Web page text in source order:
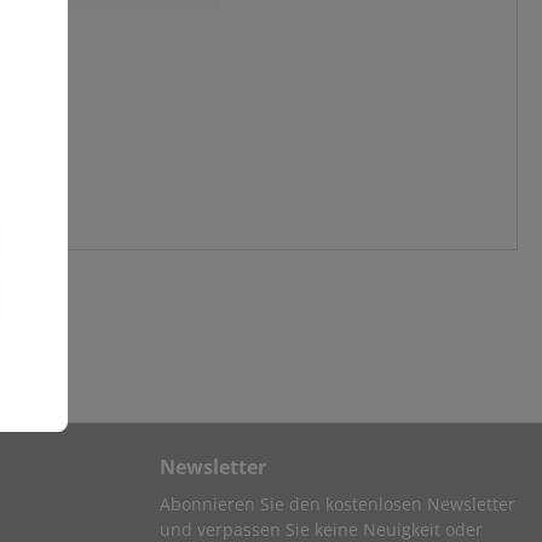
Newsletter
Abonnieren Sie den kostenlosen Newsletter
und verpassen Sie keine Neuigkeit oder